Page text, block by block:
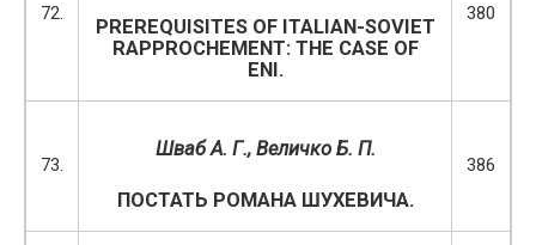
72.
PREREQUISITES OF ITALIAN-SOVIET
RAPPROCHEMENT: THE CASE OF
ENI.
380
73.
Шваб А. Г., Величко Б. П.
ПОСТАТЬ РОМАНА ШУХЕВИЧА.
386